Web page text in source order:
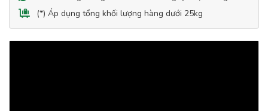
(*) Áp dụng tổng khối lượng hàng dưới 25kg